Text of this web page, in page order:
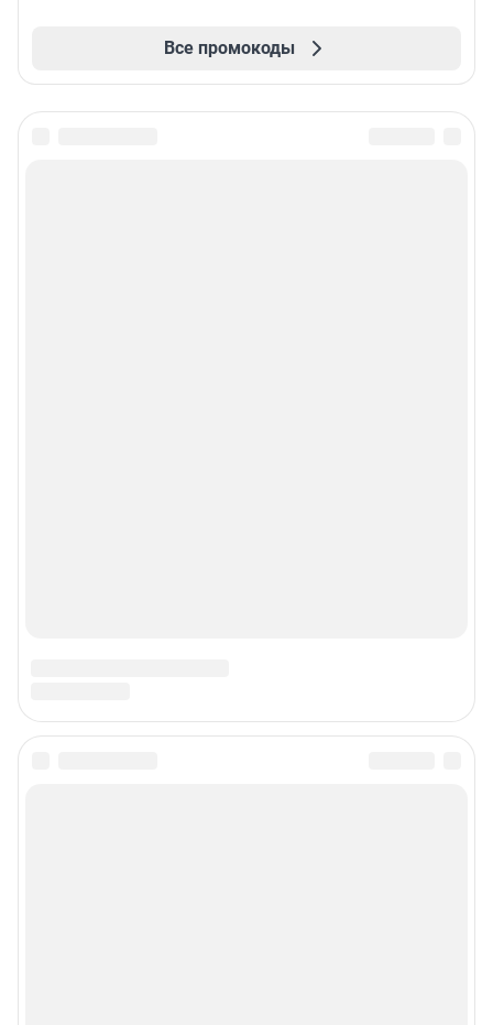
Все промокоды